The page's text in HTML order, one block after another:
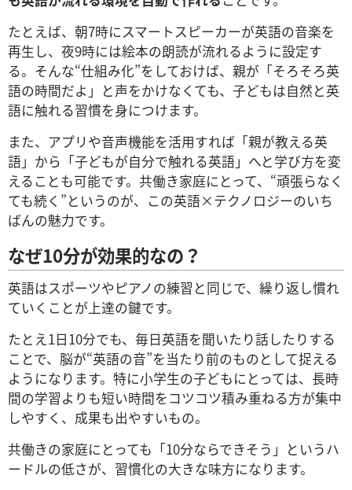
たとえば、朝7時にスマートスピーカーが英語の音楽を
再生し、夜9時には絵本の朗読が流れるように設定す
る。そんな“仕組み化”をしておけば、親が「そろそろ英
語の時間だよ」と声をかけなくても、子どもは自然と英
語に触れる習慣を身につけます。
また、アプリや音声機能を活用すれば「親が教える英
語」から「子どもが自分で触れる英語」へと学び方を変
えることも可能です。共働き家庭にとって、“頑張らなく
ても続く”というのが、この英語×テクノロジーのいち
ばんの魅力です。
なぜ10分が効果的なの？
英語はスポーツやピアノの練習と同じで、繰り返し慣れ
ていくことが上達の鍵です。
たとえ1日10分でも、毎日英語を聞いたり話したりする
ことで、脳が“英語の音”を当たり前のものとして捉える
ようになります。特に小学生の子どもにとっては、長時
間の学習よりも短い時間をコツコツ積み重ねる方が集中
しやすく、成果も出やすいもの。
共働きの家庭にとっても「10分ならできそう」というハ
ードルの低さが、習慣化の大きな味方になります。